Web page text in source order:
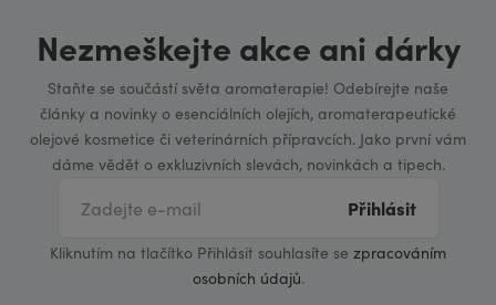
Nezmeškejte akce ani dárky
Staňte se součástí světa aromaterapie! Odebírejte naše
články a novinky o esenciálních olejích, aromaterapeutické
olejové kosmetice či veterinárních přípravcích. Jako první vám
dáme vědět o exkluzivních slevách, novinkách a tipech.
Přihlásit
Kliknutím na tlačítko Přihlásit souhlasíte se zpracováním
osobních údajů.